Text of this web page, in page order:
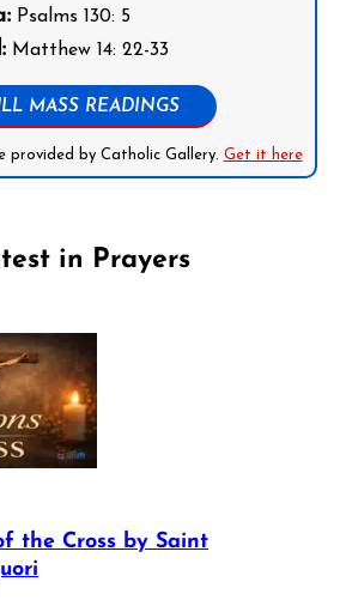
Psalms 130: 5
Matthew 14: 22-33
MASS READINGS
provided by Catholic Gallery. Get it here
in Prayers
the Cross by Saint